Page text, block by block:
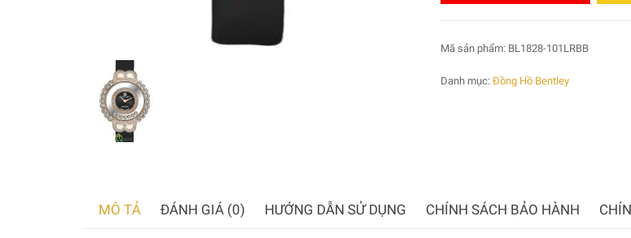
Mã sản phẩm: BL1828-101LRBB
Danh mục: Đồng Hồ Bentley
MÔ TẢ ĐÁNH GIÁ (0) HƯỚNG DẪN SỬ DỤNG CHÍNH SÁCH BẢO HÀNH